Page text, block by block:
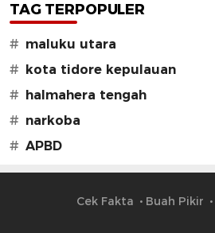
TAG TERPOPULER
# maluku utara
# kota tidore kepulauan
# halmahera tengah
# narkoba
# APBD
Cek Fakta Buah Pikir